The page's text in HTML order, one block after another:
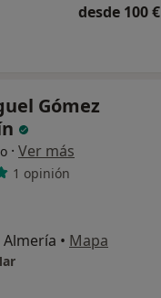
desde 100 €
Gómez
· Ver más
1 opinión
• Mapa